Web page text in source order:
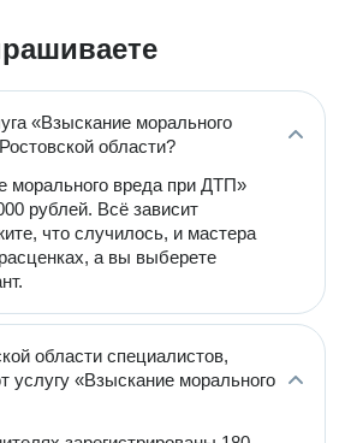
«Взыскание морального
области?
морального вреда при ДТП»
рублей. Всё зависит
что случилось, и мастера
а вы выберете
области специалистов,
услугу «Взыскание морального